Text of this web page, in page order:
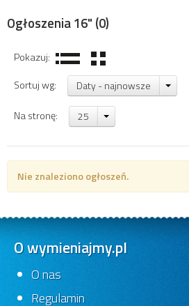
Ogłoszenia 16" (0)
Pokazuj:
Sortuj wg:
Daty - najnowsze
Na stronę: 25
Nie znaleziono ogłoszeń.
O wymieniajmy.pl
O nas
Regulamin